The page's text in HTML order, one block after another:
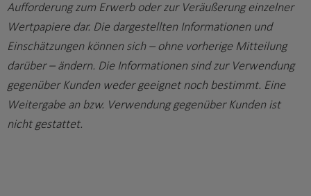
Aufforderung zum Erwerb oder zur Veräußerung einzelner
Wertpapiere dar. Die dargestellten Informationen und
Einschätzungen können sich – ohne vorherige Mitteilung
darüber – ändern. Die Informationen sind zur Verwendung
gegenüber Kunden weder geeignet noch bestimmt. Eine
Weitergabe an bzw. Verwendung gegenüber Kunden ist
nicht gestattet.